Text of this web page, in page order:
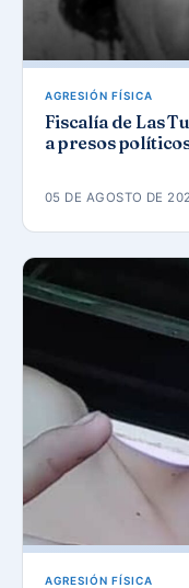
AGRESIÓN FÍSICA
Fiscalía de Las
a presos
05 DE AGOSTO DE
AGRESIÓN FÍSICA